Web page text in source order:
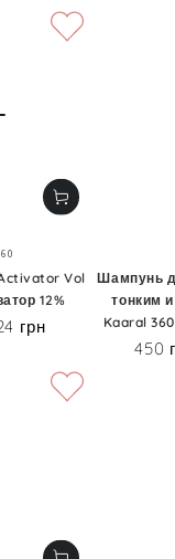
Vol
12%
грн
Шампунь
тонким
Kaaral
450